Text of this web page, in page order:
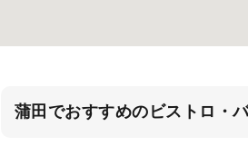
蒲田でおすすめのビストロ・